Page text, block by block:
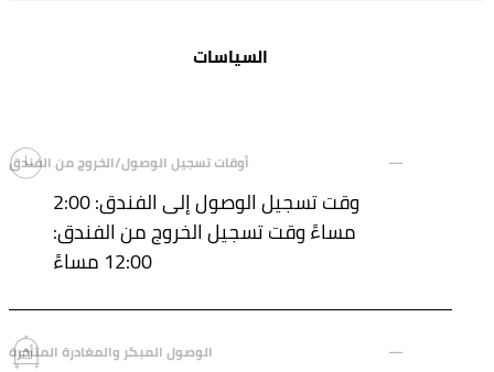
السياسات
أوقات تسجيل الوصول/الخروج من الفندق
وقت تسجيل الوصول إلى الفندق: 2:00
مساءً وقت تسجيل الخروج من الفندق:
12:00 مساءً
الوصول المبكر والمغادرة المتأخرة